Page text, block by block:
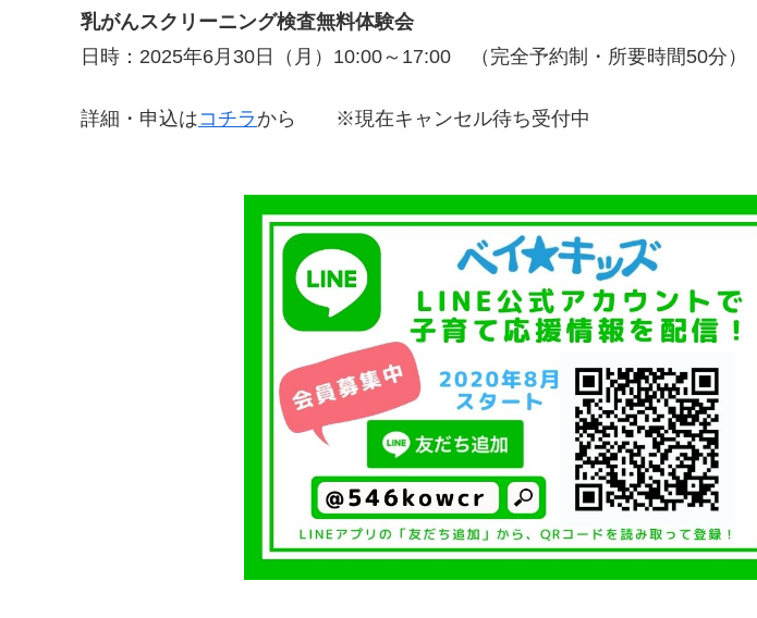
乳がんスクリーニング検査無料体験会
日時：2025年6月30日（月）10:00～17:00 （完全予約制・所要時間50分）
詳細・申込はコチラ から ※現在キャンセル待ち受付中